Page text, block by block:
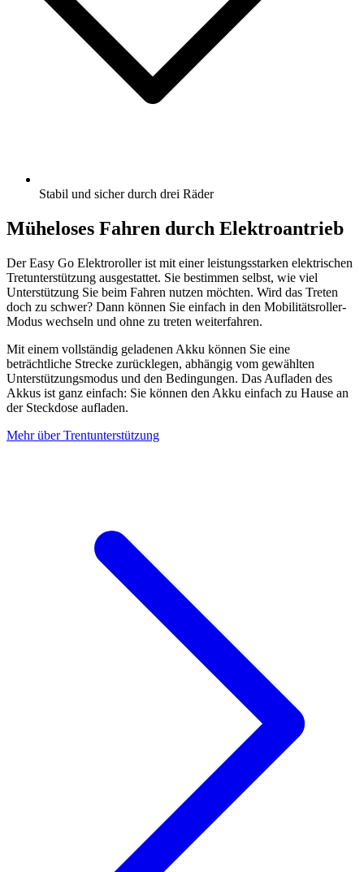
Stabil und sicher durch drei Räder
Müheloses Fahren durch Elektroantrieb
Der Easy Go Elektroroller ist mit einer leistungsstarken elektrischen
Tretunterstützung ausgestattet. Sie bestimmen selbst, wie viel
Unterstützung Sie beim Fahren nutzen möchten. Wird das Treten
doch zu schwer? Dann können Sie einfach in den Mobilitätsroller-
Modus wechseln und ohne zu treten weiterfahren.
Mit einem vollständig geladenen Akku können Sie eine
beträchtliche Strecke zurücklegen, abhängig vom gewählten
Unterstützungsmodus und den Bedingungen. Das Aufladen des
Akkus ist ganz einfach: Sie können den Akku einfach zu Hause an
der Steckdose aufladen.
Mehr über Trentunterstützung